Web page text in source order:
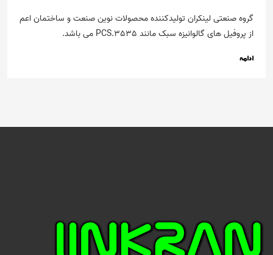
گروه صنعتی لینکران تولیدکننده محصولات نوین صنعت و ساختمان اعم
از پروفیل های گالوانیزه سبک مانند PCS.3535 می باشد.
ادامه